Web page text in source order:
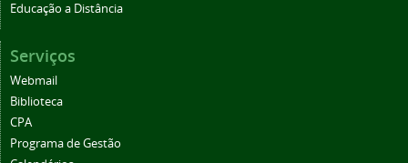
Educação a Distância
Serviços
Webmail
Biblioteca
CPA
Programa de Gestão